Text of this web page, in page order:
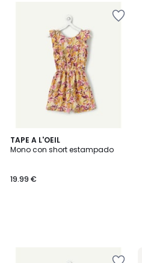
TAPE A L'OEIL
Mono con short estampado
19.99 €